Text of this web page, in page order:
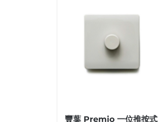
豐葉 Premio 一位推按式